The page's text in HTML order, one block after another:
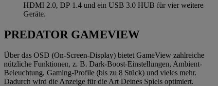
HDMI 2.0, DP 1.4 und ein USB 3.0 HUB für vier weitere
Geräte.
PREDATOR GAMEVIEW
Über das OSD (On-Screen-Display) bietet GameView zahlreiche
nützliche Funktionen, z. B. Dark-Boost-Einstellungen, Ambient-
Beleuchtung, Gaming-Profile (bis zu 8 Stück) und vieles mehr.
Dadurch wird die Anzeige für die Art Deines Spiels optimiert.